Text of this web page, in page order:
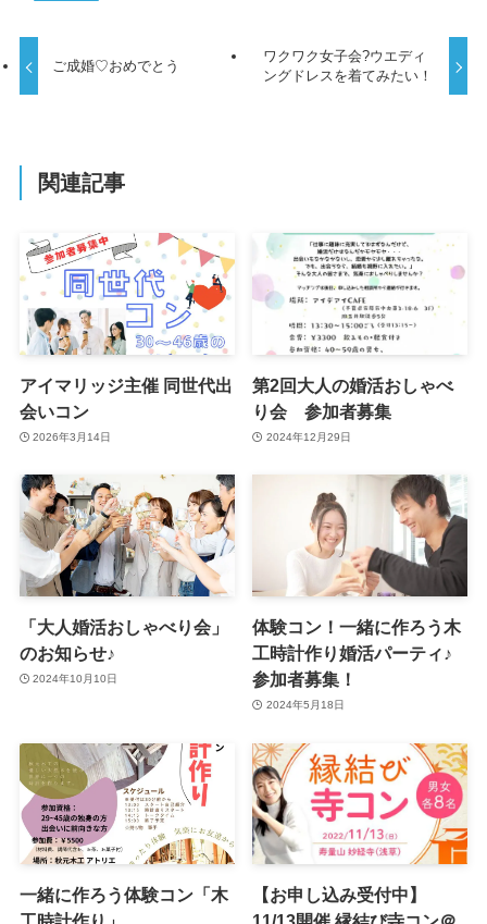
ご成婚♡おめでとう
ワクワク女子会?ウエディ
ングドレスを着てみたい！
関連記事
アイマリッジ主催 同世代出
会いコン
2026年3月14日
第2回大人の婚活おしゃべ
り会 参加者募集
2024年12月29日
「大人婚活おしゃべり会」
のお知らせ♪
2024年10月10日
体験コン！一緒に作ろう木
工時計作り婚活パーティ♪
参加者募集！
2024年5月18日
一緒に作ろう体験コン「木
【お申し込み受付中】